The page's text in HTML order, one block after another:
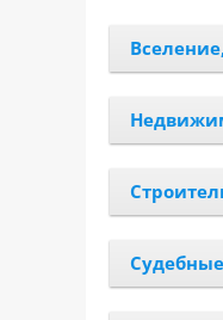
Контакты
г. Москва, ст. м.
Марксистская, д.
kmsud@yandex.ru
+7 (495) 642-27-02
+7 (936) 281-45-11
+7 (901) 511-80-52